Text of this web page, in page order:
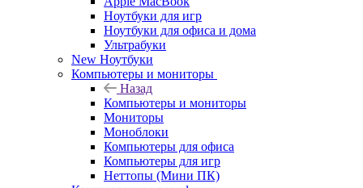
Ноутбуки для игр
Ноутбуки для офиса и дома
Ультрабуки
New Ноутбуки
Компьютеры и мониторы
Назад
Компьютеры и мониторы
Мониторы
Моноблоки
Компьютеры для офиса
Компьютеры для игр
Неттопы (Мини ПК)